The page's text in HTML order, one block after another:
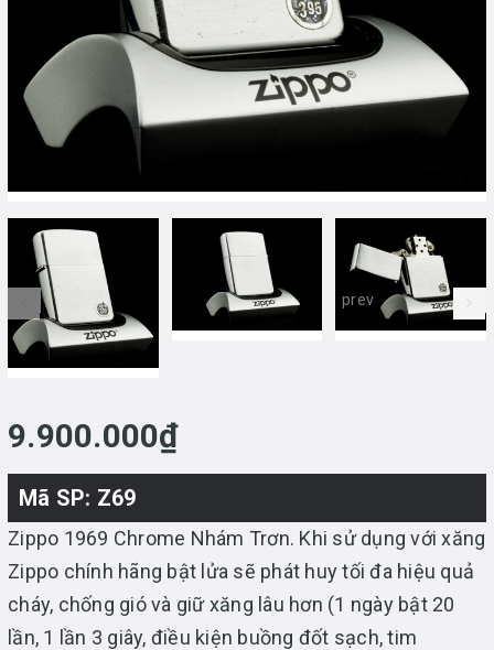
prev
9.900.000₫
Mã SP: Z69
Zippo 1969 Chrome Nhám Trơn. Khi sử dụng với xăng
Zippo chính hãng bật lửa sẽ phát huy tối đa hiệu quả
cháy, chống gió và giữ xăng lâu hơn (1 ngày bật 20
lần, 1 lần 3 giây, điều kiện buồng đốt sạch, tim